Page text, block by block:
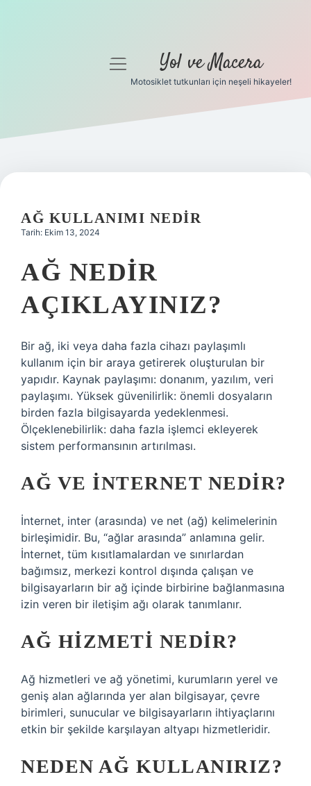
Gizlilik Politikası
Yasal Uyarı
menüyü
Yol ve Macera
Motosiklet tutkunları için neşeli hikayeler!
AĞ KULLANIMI NEDIR
Tarih: Ekim 13, 2024
AĞ NEDIR
AÇIKLAYINIZ?
Bir ağ, iki veya daha fazla cihazı paylaşımlı
kullanım için bir araya getirerek oluşturulan bir
yapıdır. Kaynak paylaşımı: donanım, yazılım, veri
paylaşımı. Yüksek güvenilirlik: önemli dosyaların
birden fazla bilgisayarda yedeklenmesi.
Ölçeklenebilirlik: daha fazla işlemci ekleyerek
sistem performansının artırılması.
AĞ VE INTERNET NEDIR?
İnternet, inter (arasında) ve net (ağ) kelimelerinin
birleşimidir. Bu, “ağlar arasında” anlamına gelir.
İnternet, tüm kısıtlamalardan ve sınırlardan
bağımsız, merkezi kontrol dışında çalışan ve
bilgisayarların bir ağ içinde birbirine bağlanmasına
izin veren bir iletişim ağı olarak tanımlanır.
AĞ HIZMETI NEDIR?
Ağ hizmetleri ve ağ yönetimi, kurumların yerel ve
geniş alan ağlarında yer alan bilgisayar, çevre
birimleri, sunucular ve bilgisayarların ihtiyaçlarını
etkin bir şekilde karşılayan altyapı hizmetleridir.
NEDEN AĞ KULLANIRIZ?